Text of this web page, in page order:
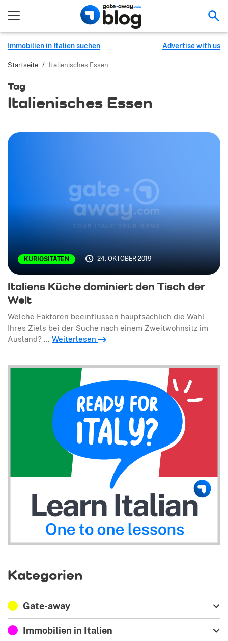
Immobilien in Italien suchen Advertise with us
Startseite / Italienisches Essen
Tag
Italienisches Essen
KURIOSITÄTEN 24. OKTOBER 2019
Italiens Küche dominiert den Tisch der
Welt
Welche Faktoren beeinflussen hauptsächlich die Wahl
Ihres Ziels bei der Suche nach einem Zweitwohnsitz im
Ausland? … Weiterlesen
Kategorien
Gate-away
Immobilien in Italien